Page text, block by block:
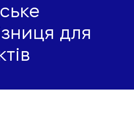
для